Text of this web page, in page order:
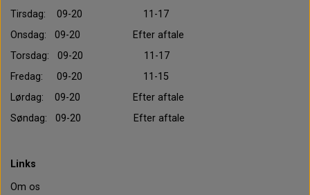
Tirsdag: 09-20 11-17
Onsdag: 09-20 Efter aftale
Torsdag: 09-20 11-17
Fredag: 09-20 11-15
Lørdag: 09-20 Efter aftale
Søndag: 09-20 Efter aftale
Links
Om os